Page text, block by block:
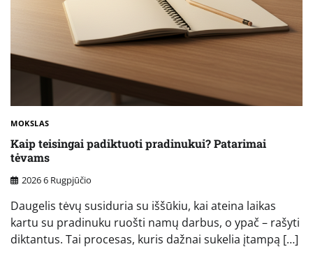
MOKSLAS
Kaip teisingai padiktuoti pradinukui? Patarimai
tėvams
2026 6 Rugpjūčio
Daugelis tėvų susiduria su iššūkiu, kai ateina laikas
kartu su pradinuku ruošti namų darbus, o ypač – rašyti
diktantus. Tai procesas, kuris dažnai sukelia įtampą […]